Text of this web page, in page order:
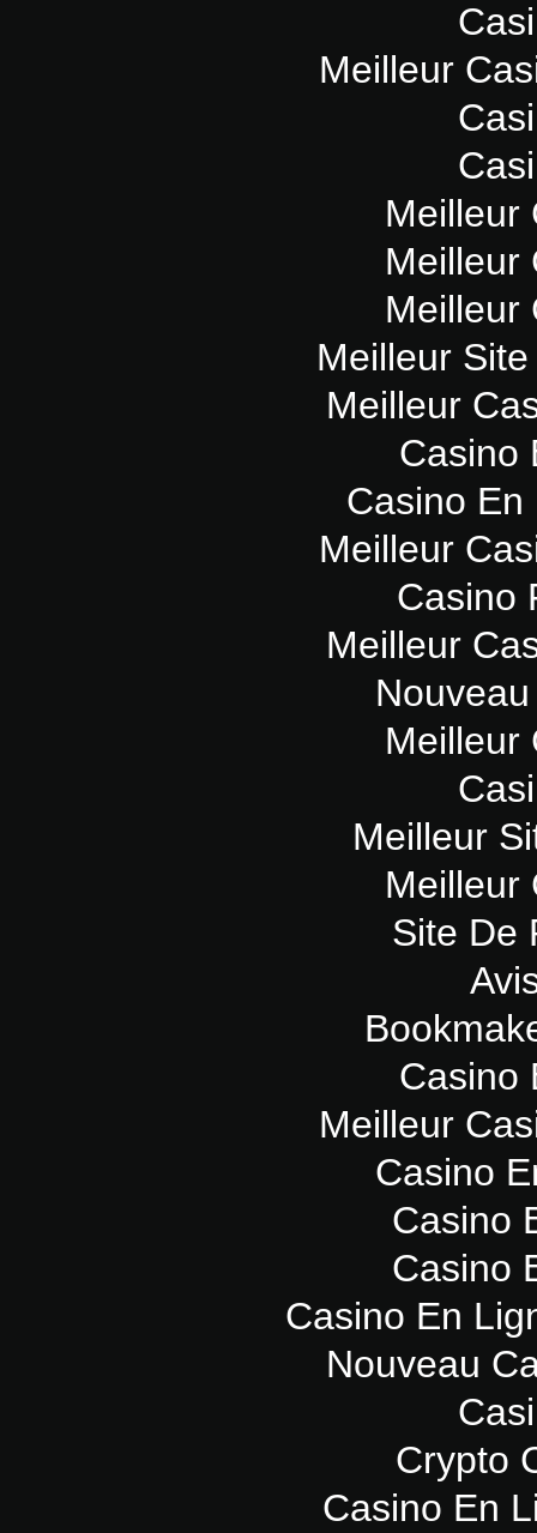
Meilleur
Meilleur
Meilleur
Meilleur
Meilleur
Meilleur
Casino
Casino En
Meilleur
Casino
Meilleur
Meilleur
Meilleur
Meilleur
Site De
Casino
Meilleur
Casino
Casino
Casino
Casino En
Nouveau
Crypto
Casino En